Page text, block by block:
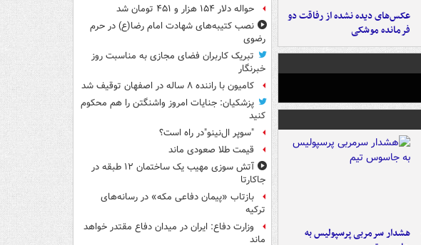
عکس‌های دیده نشده از رفاقت دو
فرمانده‌ موشکی
هشدار سرمربی پرسپولیس به
حواله دلار ۱۵۴ هزار و ۴۵۱ تومان شد
نصب کتیبه‌های شهادت امام رضا(ع) در حرم
رضوی
تبریک کاربران فضای مجازی به مناسبت روز
خبرنگار
کامیون با راننده ۸ ساله در اصفهان توقیف شد
پزشکیان: جنایات امروز واشنگتن را هم محکوم
کنید
"سوپر ال‌نینو"در راه است؟
قیمت طلا صعودی ماند
آتش سوزی مهیب یک ساختمان ۱۲ طبقه در
جاکارتا
بازتاب «پیمان دفاعی مکه» در رسانه‌های
ترکیه
وزارت دفاع: ایران در میدان دفاع مقتدر خواهد
ماند